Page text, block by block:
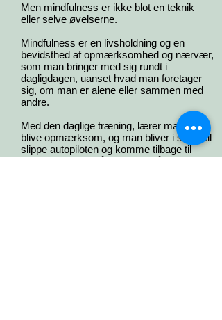
Men mindfulness er ikke blot en teknik
eller selve øvelserne.
Mindfulness er en livsholdning og en
bevidsthed af opmærksomhed og nærvær,
som man bringer med sig rundt i
dagligdagen, uanset hvad man foretager
sig, om man er alene eller sammen med
andre.
Med den daglige træning, lærer man at
blive opmærksom, og man bliver i stand til
slippe autopiloten og komme tilbage til